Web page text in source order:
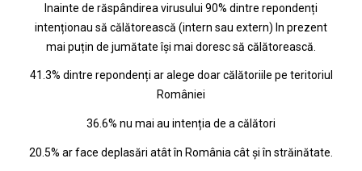
Inainte de răspândirea virusului 90% dintre repondenți
intenționau să călătorească (intern sau extern) In prezent
mai puțin de jumătate își mai doresc să călătorească.
41.3% dintre repondenți ar alege doar călătoriile pe teritoriul
României
36.6% nu mai au intenția de a călători
20.5% ar face deplasări atât în România cât și în străinătate.